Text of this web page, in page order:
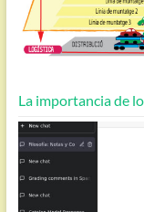
La importancia de